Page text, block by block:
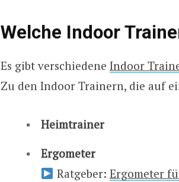
Welche Indoor
Es gibt verschiedene Indoor
Zu den Indoor Trainern, die auf
Heimtrainer
Ergometer
Ratgeber: Ergometer